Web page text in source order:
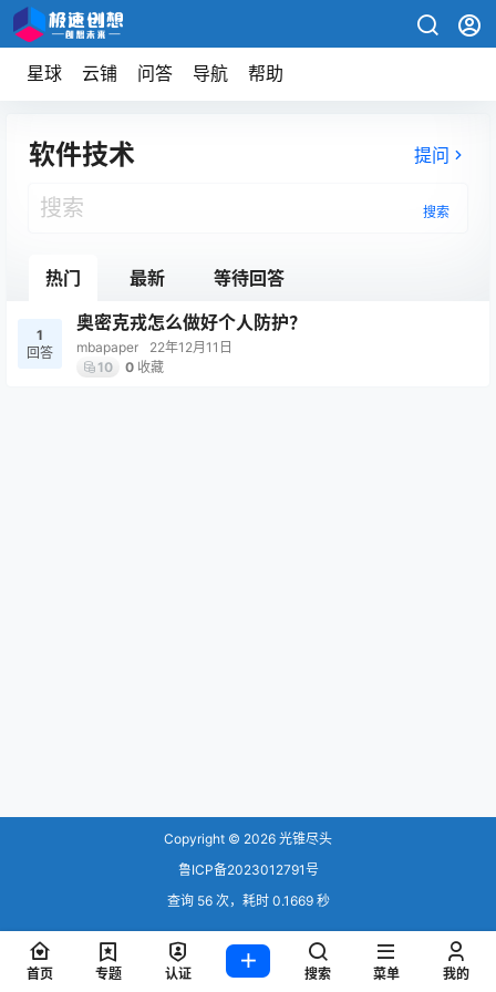
星球 云铺 问答 导航 帮助
软件技术 提问
搜索
热门 最新 等待回答
1
回答
奥密克戎怎么做好个人防护？
mbapaper
22年12月11日
10
0 收藏
Copyright © 2026 光锥尽头
鲁ICP备2023012791号
查询 56 次，耗时 0.1669 秒
首页 专题 认证 搜索 菜单 我的